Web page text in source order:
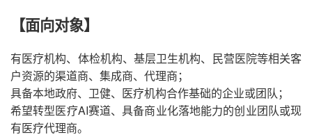
【面向对象】
有医疗机构、体检机构、基层卫生机构、民营医院等相关客
户资源的渠道商、集成商、代理商；
具备本地政府、卫健、医疗机构合作基础的企业或团队；
希望转型医疗AI赛道、具备商业化落地能力的创业团队或现
有医疗代理商。